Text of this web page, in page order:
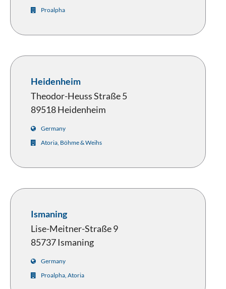
Proalpha
Heidenheim
Theodor-Heuss Straße 5
89518 Heidenheim
Germany
Atoria, Böhme & Weihs
Ismaning
Lise-Meitner-Straße 9
85737 Ismaning
Germany
Proalpha, Atoria